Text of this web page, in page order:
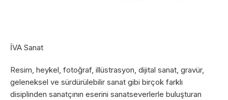
İVA Sanat
Resim, heykel, fotoğraf, illüstrasyon, dijital sanat, gravür,
geleneksel ve sürdürülebilir sanat gibi birçok farklı
disiplinden sanatçının eserini sanatseverlerle buluşturan